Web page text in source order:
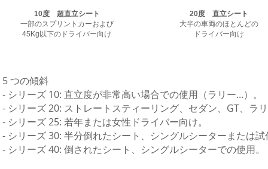
20度 直立シート
大半の車両のほとんどの
ドライバー向け
10度 超直立シート
一部のスプリントカーおよび
45Kg以下のドライバー向け
5 つの傾斜
- シリーズ 10: 直立度が非常高い場合での使用（ラリー...）。
- シリーズ 20: ストレートスティーリング、セダン、GT、ラ
- シリーズ 25: 若年または女性ドライバー向け。
- シリーズ 30: 半分倒れたシート、シングルシーターまたは
- シリーズ 40: 倒されたシート、シングルシーターでの使用。